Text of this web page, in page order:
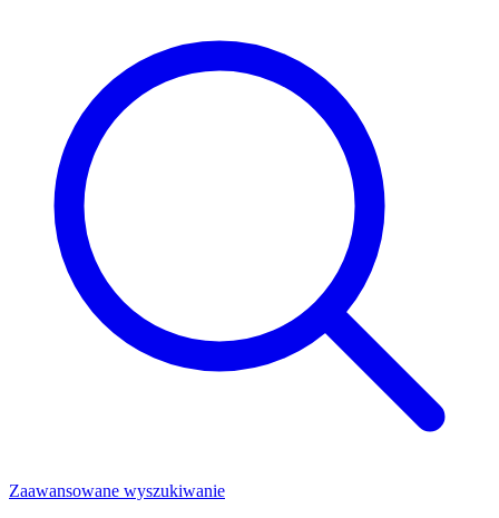
Zaawansowane wyszukiwanie